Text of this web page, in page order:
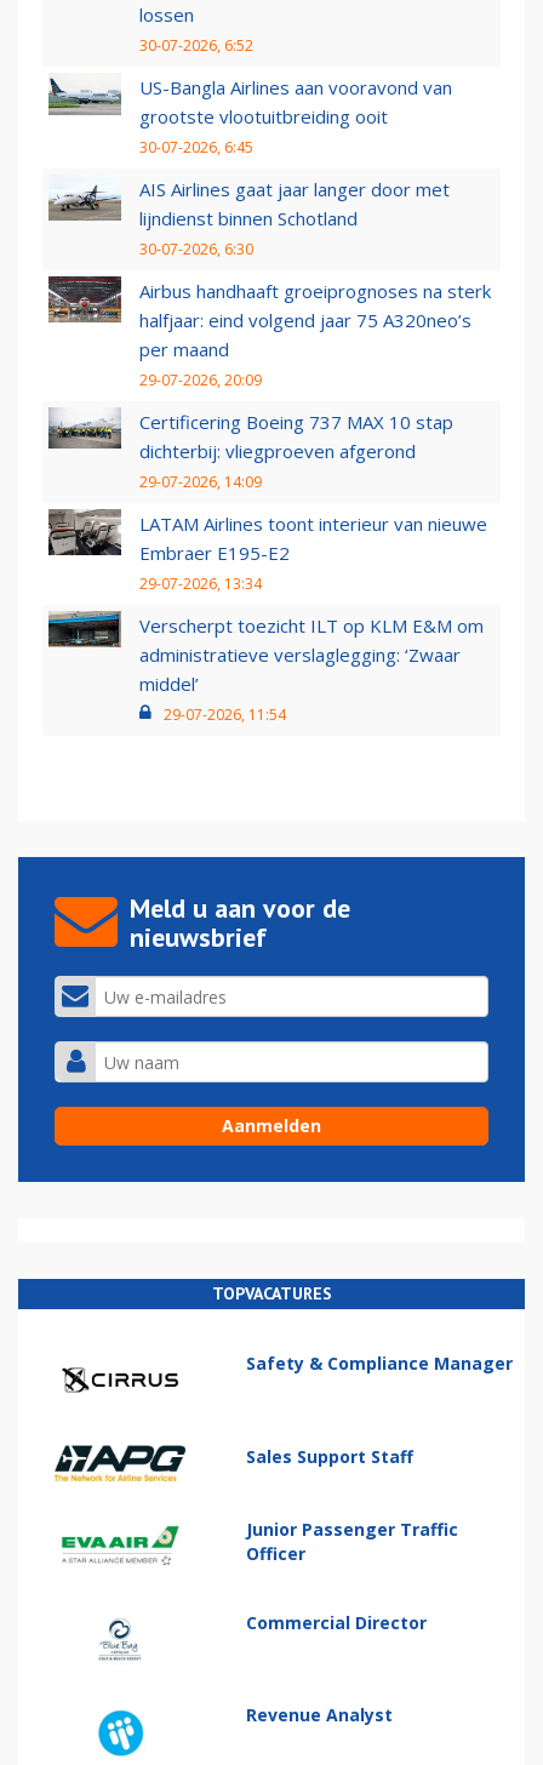
lossen
30-07-2026, 6:52
US-Bangla Airlines aan vooravond van
grootste vlootuitbreiding ooit
30-07-2026, 6:45
AIS Airlines gaat jaar langer door met
lijndienst binnen Schotland
30-07-2026, 6:30
Airbus handhaaft groeiprognoses na sterk
halfjaar: eind volgend jaar 75 A320neo’s
per maand
29-07-2026, 20:09
Certificering Boeing 737 MAX 10 stap
dichterbij: vliegproeven afgerond
29-07-2026, 14:09
LATAM Airlines toont interieur van nieuwe
Embraer E195-E2
29-07-2026, 13:34
Verscherpt toezicht ILT op KLM E&M om
administratieve verslaglegging: ‘Zwaar
middel’
29-07-2026, 11:54
Meld u aan voor de
nieuwsbrief
TOPVACATURES
Safety & Compliance Manager
Sales Support Staff
Junior Passenger Traffic
Officer
Commercial Director
Revenue Analyst